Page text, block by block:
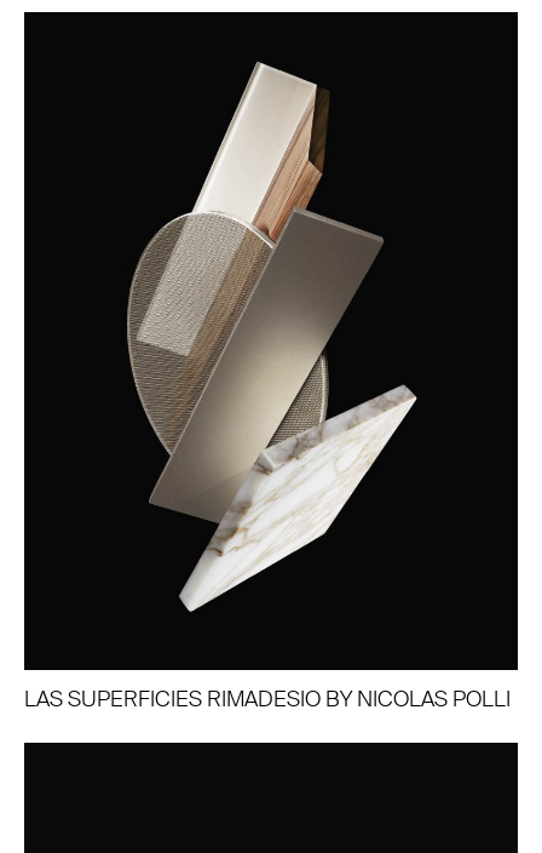
LAS SUPERFICIES RIMADESIO BY NICOLAS POLLI